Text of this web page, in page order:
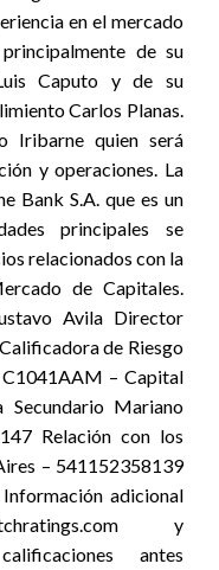
en el mercado
de su
Caputo y de su
Carlos Planas.
Iribarne quien será
y operaciones. La
Bank S.A. que es un
principales se
relacionados con la
de Capitales.
Avila Director
de Riesgo
– Capital
Secundario Mariano
Relación con los
– 541152358139
adicional
y
antes